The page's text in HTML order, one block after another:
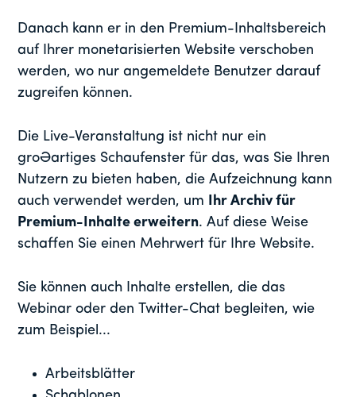
Danach kann er in den Premium-Inhaltsbereich
auf Ihrer monetarisierten Website verschoben
werden, wo nur angemeldete Benutzer darauf
zugreifen können.
Die Live-Veranstaltung ist nicht nur ein
großartiges Schaufenster für das, was Sie Ihren
Nutzern zu bieten haben, die Aufzeichnung kann
auch verwendet werden, um
Ihr Archiv für
Premium-Inhalte erweitern. Auf diese Weise
schaffen Sie einen Mehrwert für Ihre Website.
Sie können auch Inhalte erstellen, die das
Webinar oder den Twitter-Chat begleiten, wie
zum Beispiel...
Arbeitsblätter